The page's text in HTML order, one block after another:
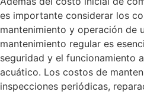
es importante considerar los
mantenimiento y operación de
mantenimiento regular es
seguridad y el funcionamiento
acuático. Los costos de
inspecciones periódicas,